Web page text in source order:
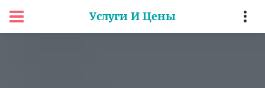
Услуги И Цены